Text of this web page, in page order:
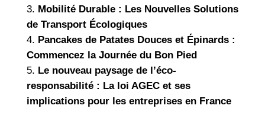
Mobilité Durable : Les Nouvelles Solutions
de Transport Écologiques
Pancakes de Patates Douces et Épinards :
Commencez la Journée du Bon Pied
Le nouveau paysage de l’éco-
responsabilité : La loi AGEC et ses
implications pour les entreprises en France